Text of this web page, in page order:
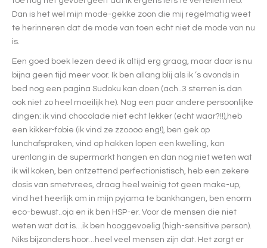
Dan is het wel mijn mode-gekke zoon die mij regelmatig weet
te herinneren dat de mode van toen echt niet de mode van nu
is.
Een goed boek lezen deed ik altijd erg graag, maar daar is nu
bijna geen tijd meer voor. Ik ben allang blij als ik ’s avonds in
bed nog een pagina Sudoku kan doen (ach..3 sterren is dan
ook niet zo heel moeilijk he). Nog een paar andere persoonlijke
dingen: ik vind chocolade niet echt lekker (echt waar?!!),heb
een kikker-fobie (ik vind ze zzoooo eng!), ben gek op
lunchafspraken, vind op hakken lopen een kwelling, kan
urenlang in de supermarkt hangen en dan nog niet weten wat
ik wil koken, ben ontzettend perfectionistisch, heb een zekere
dosis van smetvrees, draag heel weinig tot geen make-up,
vind het heerlijk om in mijn pyjama te bankhangen, ben enorm
eco-bewust..oja en ik ben HSP-er. Voor de mensen die niet
weten wat dat is…ik ben hooggevoelig (high-sensitive person).
Niks bijzonders hoor…heel veel mensen zijn dat. Het zorgt er